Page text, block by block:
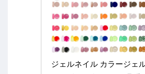
ジェルネイル カラージェ